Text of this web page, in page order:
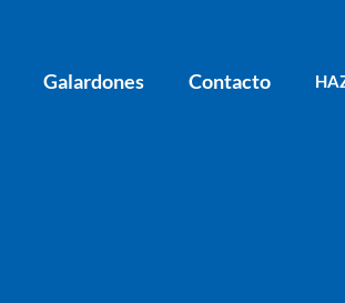
Galardones Contacto